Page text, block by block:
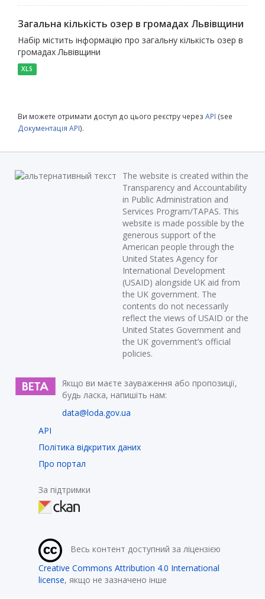
Загальна кількість озер в громадах Львівщини
Набір містить інформацію про загальну кількість озер в
громадах Львівщини
XLS
Ви можете отримати доступ до цього реєстру через API (see
Документація API).
The website is created within the
Transparency and Accountability
in Public Administration and
Services Program/TAPAS. This
website is made possible by the
generous support of the
American people through the
United States Agency for
International Development
(USAID) alongside UK aid from
the UK government. The
contents do not necessarily
reflect the views of USAID or the
United States Government and
the UK government’s official
policies.
Якщо ви маєте зауваження або пропозиції,
будь ласка, напишіть нам:
data@loda.gov.ua
API
Політика відкритих даних
Про портал
За підтримки
Весь контент доступний за ліцензією
Creative Commons Attribution 4.0 International
license, якщо не зазначено інше